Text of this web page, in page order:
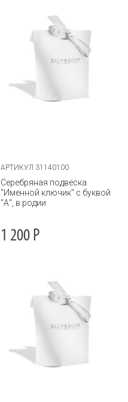
АРТИКУЛ 31140100
Серебряная подвеска
"Именной ключик" с буквой
"А", в родии
1 200 Р